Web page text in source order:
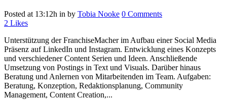
Posted at 13:12h in by Tobia Nooke 0 Comments
2 Likes
Unterstützung der FranchiseMacher im Aufbau einer Social Media
Präsenz auf LinkedIn und Instagram. Entwicklung eines Konzepts
und verschiedener Content Serien und Ideen. Anschließende
Umsetzung von Postings in Text und Visuals. Darüber hinaus
Beratung und Anlernen von Mitarbeitenden im Team. Aufgaben:
Beratung, Konzeption, Redaktionsplanung, Community
Management, Content Creation,...